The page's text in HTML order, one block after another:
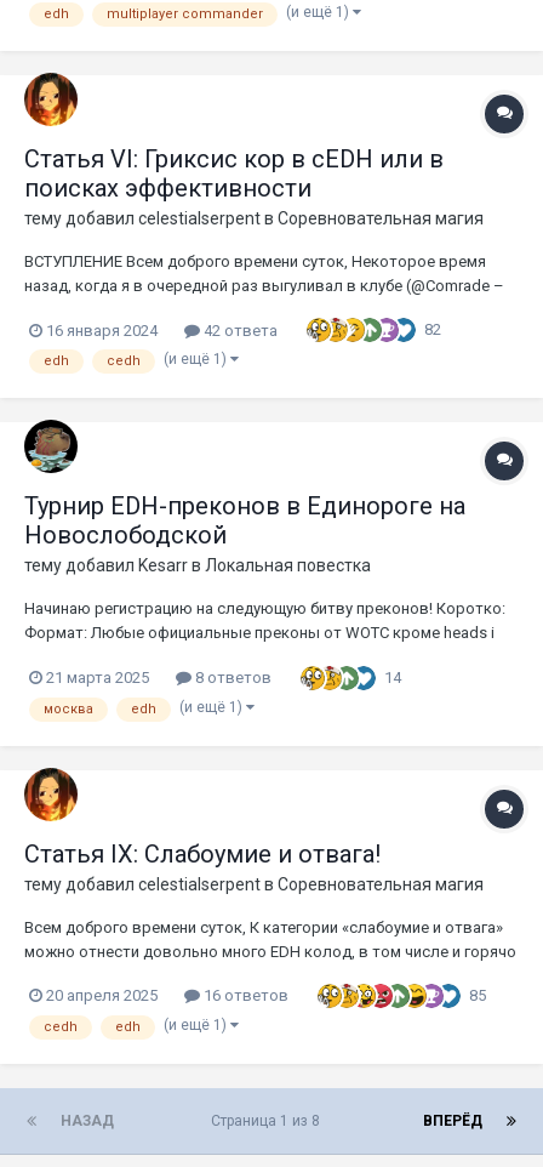
до 04 июля любое количество раз) Ор...
edh multiplayer commander (и ещё 1)
Статья VI: Гриксис кор в cEDH или в
поисках эффективности
тему добавил celestialserpentв Соревновательная магия
ВСТУПЛЕНИЕ Всем доброго времени суток, Некоторое время
назад, когда я в очередной раз выгуливал в клубе (@Comrade –
на Rograkh, Son of Rohgahh и Silas Renn, Seeker Adept (наши
западные коллеги называют ее RogSi или «РогСай», я же бу...
16 января 2024 42 ответа 82
edh cedh (и ещё 1)
Турнир EDH-преконов в Единороге на
Новослободской
тему добавил Kesarrв Локальная повестка
Начинаю регистрацию на следующую битву преконов! Коротко:
Формат: Любые официальные преконы от WOTC кроме heads i
новослободской Дата: воскресенье 18.05.25 12:00 Призы:...
21 марта 2025 8 ответов 14
москва edh (и ещё 1)
Статья IX: Слабоумие и отвага!
тему добавил celestialserpentв Соревновательная магия
Всем доброго времени суток, К категории «слабоумие и отвага»
можно отнести довольно много EDH колод, в том числе и горячо
точки зрения их ранжирования по силе в формате, находятся в
некотором лимбо. С одной стороны, они слишко...
20 апреля 2025 16 ответов 85
cedh edh (и ещё 1)
НАЗАД ВПЕРЁД
Страница 1 из 8